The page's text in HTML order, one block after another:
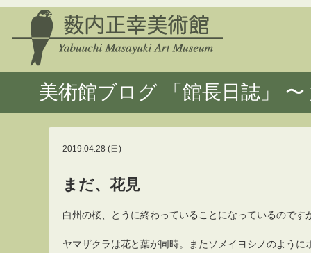
美術館ブログ 「館長日誌」
2019.04.28 (日)
まだ、花見
白州の桜、とうに終わっていることになっているので
ヤマザクラは花と葉が同時。またソメイヨシノのように